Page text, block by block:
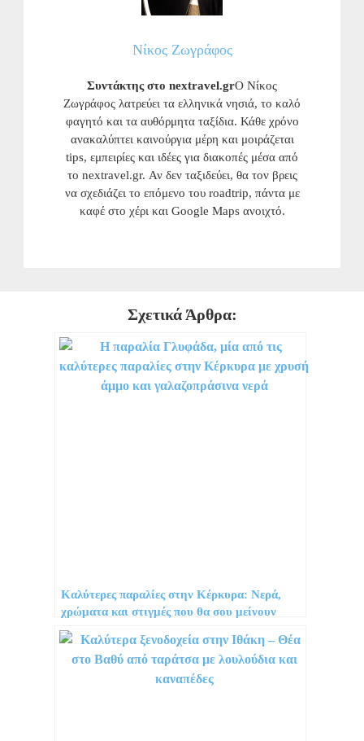
Νίκος Ζωγράφος
Συντάκτης στο nextravel.grΟ Νίκος
Ζωγράφος λατρεύει τα ελληνικά νησιά, το καλό
φαγητό και τα αυθόρμητα ταξίδια. Κάθε χρόνο
ανακαλύπτει καινούργια μέρη και μοιράζεται
tips, εμπειρίες και ιδέες για διακοπές μέσα από
το nextravel.gr. Αν δεν ταξιδεύει, θα τον βρεις
να σχεδιάζει το επόμενο του roadtrip, πάντα με
καφέ στο χέρι και Google Maps ανοιχτό.
Σχετικά Άρθρα:
Καλύτερες παραλίες στην Κέρκυρα: Νερά,
χρώματα και στιγμές που θα σου μείνουν
αξέχαστες